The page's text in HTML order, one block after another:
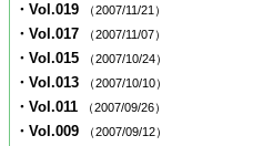
・Vol.019 （2007/11/21）
・Vol.017 （2007/11/07）
・Vol.015 （2007/10/24）
・Vol.013 （2007/10/10）
・Vol.011 （2007/09/26）
・Vol.009 （2007/09/12）